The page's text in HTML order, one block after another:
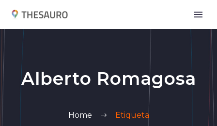
Alberto Romagosa
Home Etiqueta